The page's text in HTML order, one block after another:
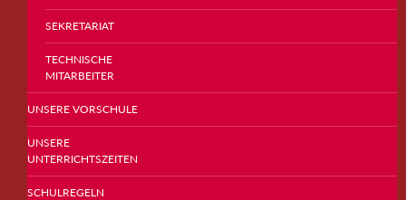
SEKRETARIAT
TECHNISCHE
MITARBEITER
UNSERE VORSCHULE
UNSERE
UNTERRICHTSZEITEN
SCHULREGELN